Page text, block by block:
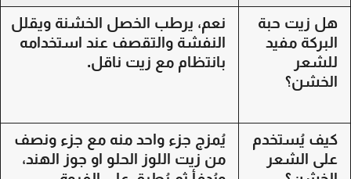
هل زيت حبة
البركة مفيد
للشعر
الخشن؟
نعم، يرطب الخصل الخشنة ويقلل
النفشة والتقصف عند استخدامه
بانتظام مع زيت ناقل.
كيف يُستخدم
على الشعر
يُمزج جزء واحد منه مع جزء ونصف
من زيت اللوز الحلو او جوز الهند،